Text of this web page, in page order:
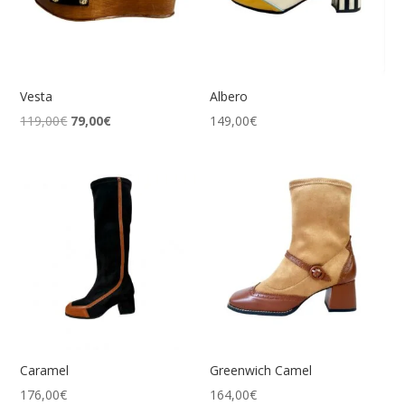
Vesta
119,00€ El
era:
119,00€.
79,00€El
es:
79,00€.
Albero
149,00€
Caramel
176,00€
Greenwich Camel
164,00€